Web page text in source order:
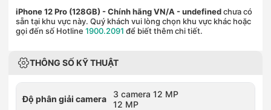
iPhone 12 Pro (128GB) - Chính hãng VN/A - undefinedchưa có
sẵn tại khu vực này. Quý khách vui lòng chọn khu vực khác hoặc
gọi đến số Hotline 1900.2091 để biết thêm chi tiết.
THÔNG SỐ KỸ THUẬT
Độ phân giải camera
3 camera 12 MP
12 MP